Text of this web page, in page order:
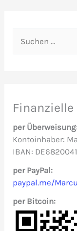
e
n
a
c
h
:
per
Kontoinhaber:
IBAN:
per PayPal:
paypal.me/
per Bitcoin: